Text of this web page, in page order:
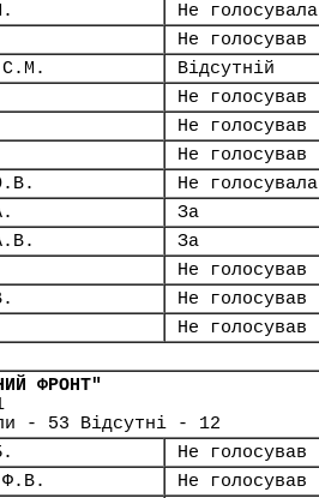
Не голосувала
Не голосував
С.М.
Відсутній
Не голосував
Не голосував
Не голосував
Не голосувала
За
За
Не голосував
Не голосував
Не голосував
ФРОНТ"
- 53 Відсутні - 12
Не голосував
Ф.В.
Не голосував